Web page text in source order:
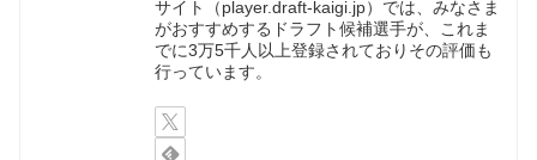
サイト（player.draft-kaigi.jp）では、みなさま
がおすすめするドラフト候補選手が、これま
でに3万5千人以上登録されておりその評価も
行っています。